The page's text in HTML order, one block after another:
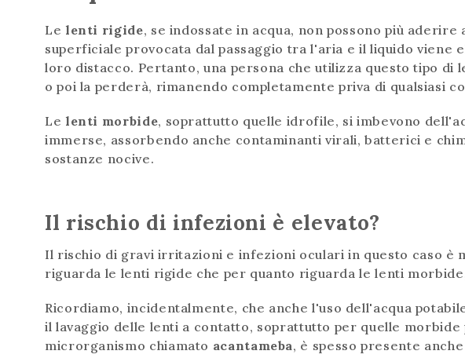
Le lenti rigide, se indossate in acqua, non possono più
superficiale provocata dal passaggio tra l'aria e il liquido viene
loro distacco. Pertanto, una persona che utilizza questo tipo di
o poi la perderà, rimanendo completamente priva di qualsiasi
Le lenti morbide, soprattutto quelle idrofile, si imbevono
immerse, assorbendo anche contaminanti virali, batterici e
sostanze nocive.
Il rischio di infezioni è elevato?
Il rischio di gravi irritazioni e infezioni oculari in questo caso è
riguarda le lenti rigide che per quanto riguarda le lenti
Ricordiamo, incidentalmente, che anche l'uso dell'acqua
il lavaggio delle lenti a contatto, soprattutto per quelle morbide
microrganismo chiamato acantameba, è spesso presente